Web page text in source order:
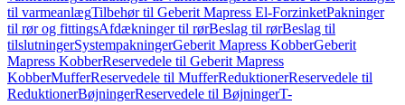
til varmeanlægTilbehør til Geberit Mapress El-ForzinketPakninger
til rør og fittingsAfdækninger til rørBeslag til rørBeslag til
tilslutningerSystempakningerGeberit Mapress KobberGeberit
Mapress KobberReservedele til Geberit Mapress
KobberMufferReservedele til MufferReduktionerReservedele til
ReduktionerBøjningerReservedele til BøjningerT-